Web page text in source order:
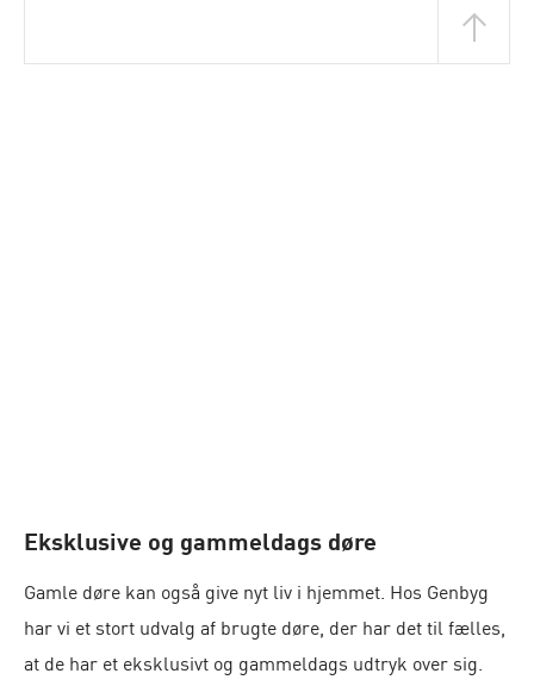
Eksklusive og gammeldags døre
Gamle døre kan også give nyt liv i hjemmet. Hos Genbyg
har vi et stort udvalg af brugte døre, der har det til fælles,
at de har et eksklusivt og gammeldags udtryk over sig.